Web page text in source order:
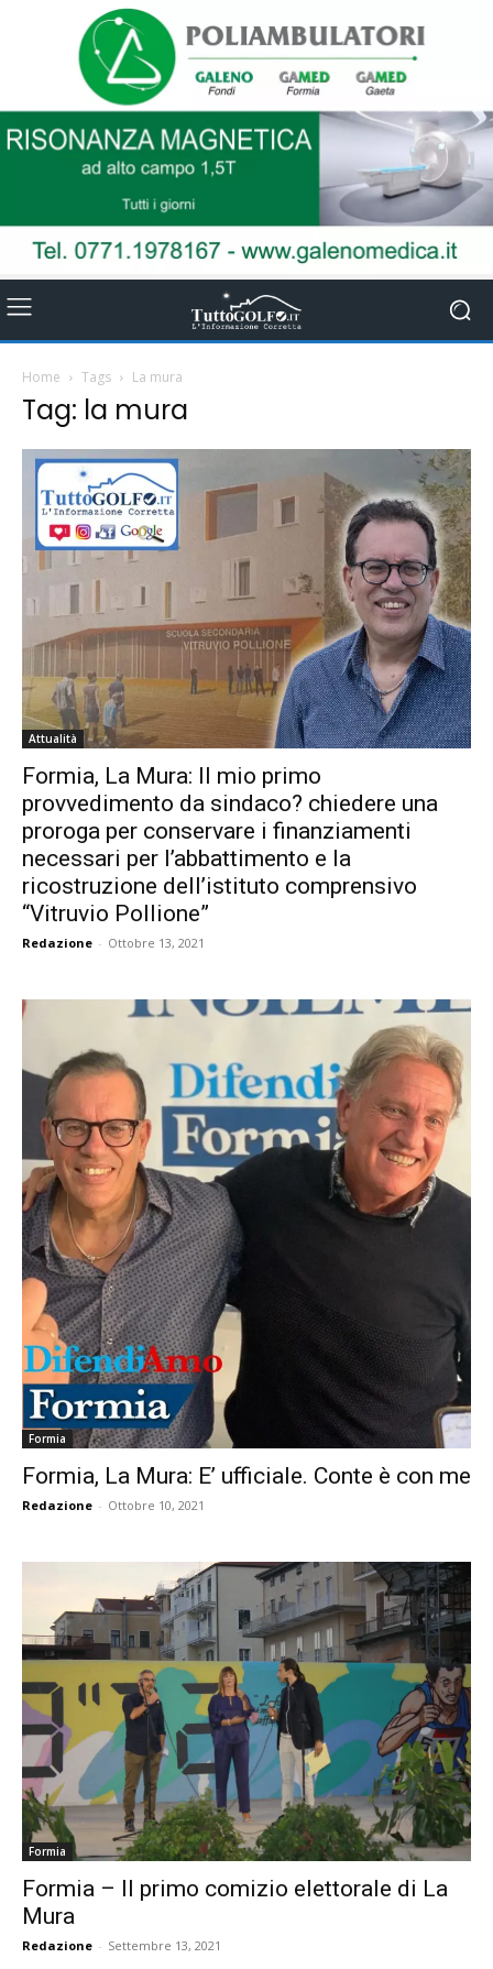
Home Tags La mura
Tag: la mura
Attualità
Formia, La Mura: Il mio primo
provvedimento da sindaco? chiedere una
proroga per conservare i finanziamenti
necessari per l’abbattimento e la
ricostruzione dell’istituto comprensivo
“Vitruvio Pollione”
Redazione - Ottobre 13, 2021
Formia
Formia, La Mura: E’ ufficiale. Conte è con me
Redazione - Ottobre 10, 2021
Formia
Formia – Il primo comizio elettorale di La
Mura
Redazione - Settembre 13, 2021